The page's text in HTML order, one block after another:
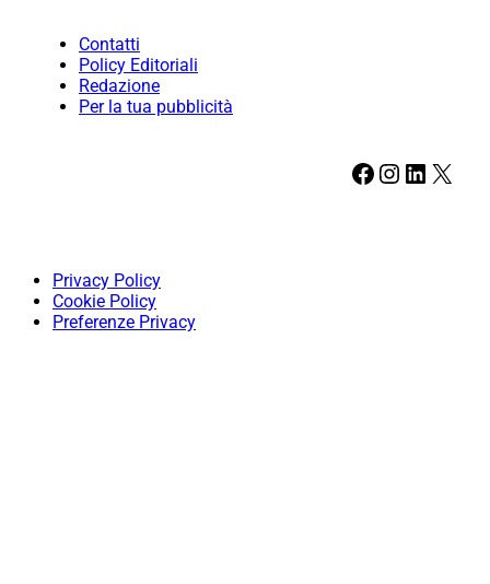
Contatti
Policy Editoriali
Redazione
Per la tua pubblicità
Facebook Instagram LinkedIn X
Privacy Policy
Cookie Policy
Preferenze Privacy